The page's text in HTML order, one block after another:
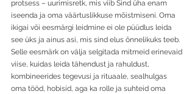
protsess – uurimisretk, mis viib Sind üha enam
iseenda ja oma väärtuslikkuse mõistmiseni. Oma
ikigai või eesmärgi leidmine ei ole püüdlus leida
see üks ja ainus asi, mis sind elus õnnelikuks teeb.
Selle eesmärk on välja selgitada mitmeid erinevaid
viise, kuidas leida tähendust ja rahuldust,
kombineerides tegevusi ja rituaale, sealhulgas
oma tööd, hobisid, aga ka rolle ja suhteid oma